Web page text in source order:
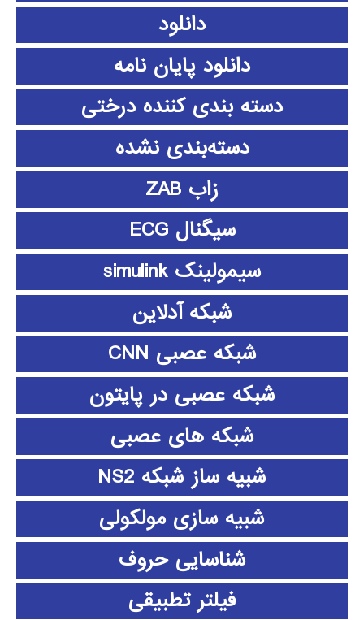
دانلود
دانلود پايان نامه
دسته بندی کننده درختی
دسته‌بندی نشده
زاب ZAB
سیگنال ECG
سیمولینک simulink
شبکه آدلاین
شبکه عصبی CNN
شبکه عصبی در پایتون
شبکه های عصبی
شبیه ساز شبکه NS2
شبیه سازی مولکولی
شناسایی حروف
فیلتر تطبیقی